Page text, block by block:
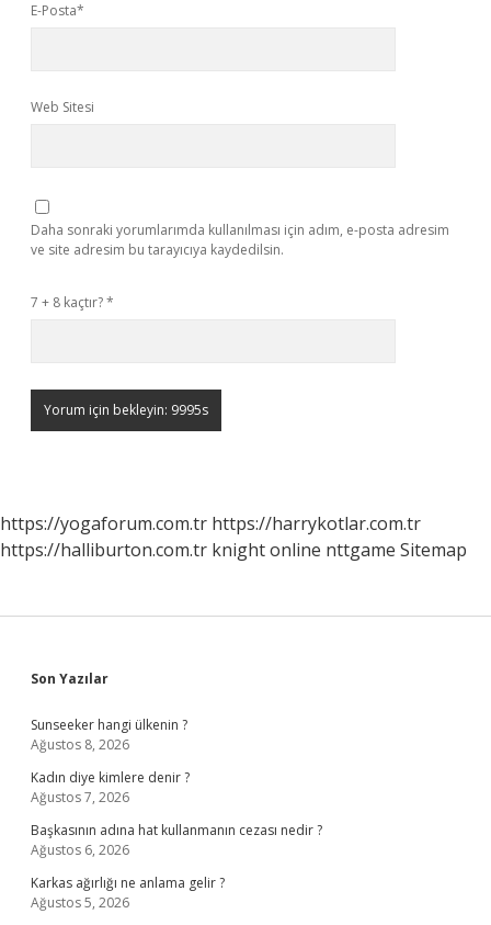
E-Posta*
Web Sitesi
Daha sonraki yorumlarımda kullanılması için adım, e-posta adresim
ve site adresim bu tarayıcıya kaydedilsin.
7 + 8 kaçtır?*
https://yogaforum.com.tr https://harrykotlar.com.tr
https://halliburton.com.tr knight online nttgame Sitemap
Sidebar
Son Yazılar
Sunseeker hangi ülkenin ?
Ağustos 8, 2026
Kadın diye kimlere denir ?
Ağustos 7, 2026
Başkasının adına hat kullanmanın cezası nedir ?
Ağustos 6, 2026
Karkas ağırlığı ne anlama gelir ?
Ağustos 5, 2026